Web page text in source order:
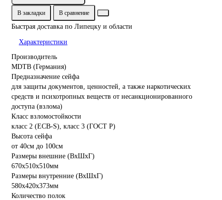
В закладки В сравнение
Быстрая доставка по Липецку и области
Характеристики
Производитель
MDTB (Германия)
Предназначение сейфа
для защиты документов, ценностей, а также наркотических
средств и психотропных веществ от несанкционированного
доступа (взлома)
Класс взломостойкости
класс 2 (ECB-S), класс 3 (ГОСТ Р)
Высота сейфа
от 40см до 100см
Размеры внешние (ВхШхГ)
670x510x510мм
Размеры внутренние (ВхШхГ)
580x420x373мм
Количество полок